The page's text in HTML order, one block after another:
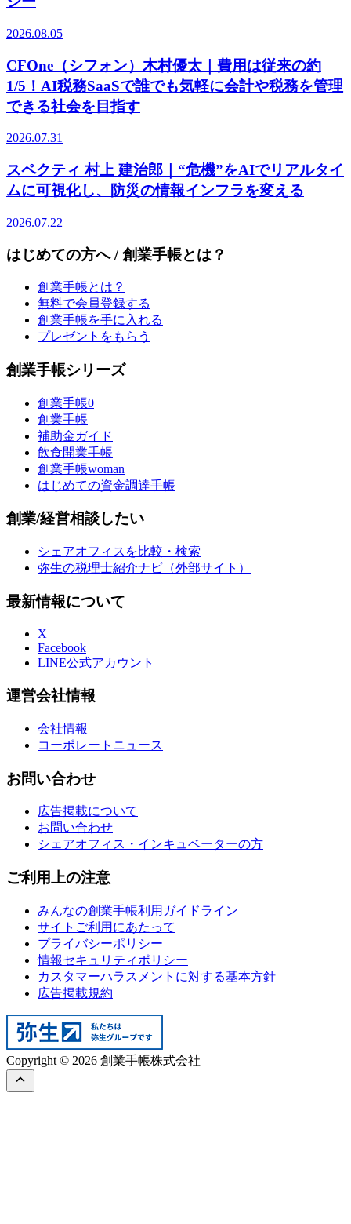
2026.08.05
CFOne（シフォン）木村優太｜費用は従来の約
1/5！AI税務SaaSで誰でも気軽に会計や税務を管理
できる社会を目指す
2026.07.31
スペクティ 村上 建治郎｜“危機”をAIでリアルタイ
ムに可視化し、防災の情報インフラを変える
2026.07.22
はじめての方へ / 創業手帳とは？
創業手帳とは？
無料で会員登録する
創業手帳を手に入れる
プレゼントをもらう
創業手帳シリーズ
創業手帳0
創業手帳
補助金ガイド
飲食開業手帳
創業手帳woman
はじめての資金調達手帳
創業/経営相談したい
シェアオフィスを比較・検索
弥生の税理士紹介ナビ（外部サイト）
最新情報について
X
Facebook
LINE公式アカウント
運営会社情報
会社情報
コーポレートニュース
お問い合わせ
広告掲載について
お問い合わせ
シェアオフィス・インキュベーターの方
ご利用上の注意
みんなの創業手帳利用ガイドライン
サイトご利用にあたって
プライバシーポリシー
情報セキュリティポリシー
カスタマーハラスメントに対する基本方針
広告掲載規約
Copyright © 2026 創業手帳株式会社